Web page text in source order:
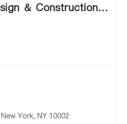
＆ Construction I
York, NY 10002